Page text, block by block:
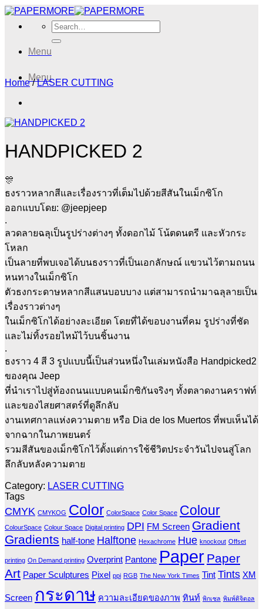
Skip
content
Search
for:
Menu
Menu
Home / LASER CUTTING
HANDPICKED 2
🎊
ธงราวหลากสีและเรื่องราวที่เต็มไปด้วยสีสันในเม็กซิโก
ออกแบบโดย: @jeepjeep
.
ลวดลายฉลุเป็นรูปร่างต่างๆ ทั้งดอกไม้ โน้ตดนตรี และหัวกระ
โหลก
เป็นลายที่พบเจอได้บนธงราวที่เป็นเอกลักษณ์ แขวนไว้ตามถนน
หนทางในเม็กซิโก
ตัวธงกระดาษหลากสีแสนบอบบาง แต่สามารถนำมาฉลุลายเป็น
เรื่องราวต่างๆ
ในเม็กซิโกได้อย่างละเอียด โดยที่ได้ขอบงานที่คม รูปร่างที่ชัด
และไม่ทิ้งรอยไหม้ไว้บนชิ้นงาน
.
ธงราว 4 สี 3 รูปแบบนี้เป็นส่วนหนึ่งในเล่มหนังสือ Handpicked2
ของคุณ Jeep
ที่นำเราไปสู่ท้องถนนแบบคนเม็กซิกันจริงๆ ทั้งตลาดงานคราฟท์
และของไสยศาสตร์ที่ดูลึกลับ
งานเทศกาลแห่งความตาย หรือ Dia de los Muertos ที่พบเห็นได้
จากฉากในภาพยนตร์
รวมสีสันของเม็กซิโกไว้ตั้งแต่การใช้ชีวิตประจำวันไปจนสู่โลก
ลึกลับหลังความตาย
Category: LASER CUTTING
Tags
CMYK CMYKOG Color ColorSpace Color Space Colour
ColourSpace Colour Space Digital printing DPI FM Screen Gradient
Gradients half-tone Halftone Hexachrome Hue knockout Offset
printing On Demand printing Overprint Pantone Paper Paper
Art Paper Sculptures Pixel ppi RGB The New York Times Tint Tints XM
Screen กระดาษ ความละเอียดของภาพ ทินท์ พิกเซล พิมพ์ดิจิตอล